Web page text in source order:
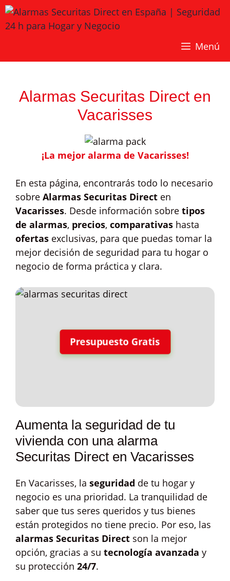
Saltar
al
contenido
Menú
Alarmas Securitas Direct en
Vacarisses
¡La mejor alarma de Vacarisses!
En esta página, encontrarás todo lo necesario
sobre Alarmas Securitas Direct en
Vacarisses. Desde información sobre tipos
de alarmas, precios, comparativas hasta
ofertas exclusivas, para que puedas tomar la
mejor decisión de seguridad para tu hogar o
negocio de forma práctica y clara.
Presupuesto Gratis
Aumenta la seguridad de tu
vivienda con una alarma
Securitas Direct en Vacarisses
En Vacarisses, la seguridad de tu hogar y
negocio es una prioridad. La tranquilidad de
saber que tus seres queridos y tus bienes
están protegidos no tiene precio. Por eso, las
alarmas Securitas Direct son la mejor
opción, gracias a su tecnología avanzada y
su protección 24/7.